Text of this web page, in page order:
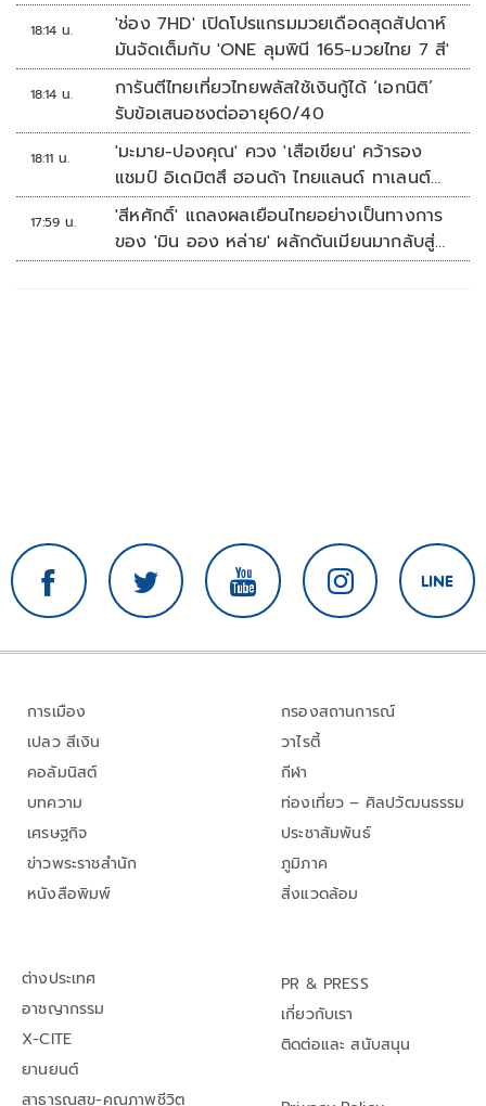
18:14 น.
'ช่อง 7HD' เปิดโปรแกรมมวยเดือดสุดสัปดาห์
มันจัดเต็มกับ 'ONE ลุมพินี 165-มวยไทย 7 สี'
18:14 น.
การันตีไทยเที่ยวไทยพลัสใช้เงินกู้ได้ ‘เอกนิติ’
รับข้อเสนอชงต่ออายุ60/40
18:11 น.
'มะมาย-ปองคุณ' ควง 'เสือเขียน' คว้ารอง
แชมป์ อิเดมิตสึ ฮอนด้า ไทยแลนด์ ทาเลนต์
คัพ สนาม 3
17:59 น.
'สีหศักดิ์' แถลงผลเยือนไทยอย่างเป็นทางการ
ของ 'มิน ออง หล่าย' ผลักดันเมียนมากลับสู่
อาเซียน
การเมือง
เปลว สีเงิน
คอลัมนิสต์
บทความ
เศรษฐกิจ
ข่าวพระราชสำนัก
หนังสือพิมพ์
กรองสถานการณ์
วาไรตี้
กีฬา
ท่องเที่ยว – ศิลปวัฒนธรรม
ประชาสัมพันธ์
ภูมิภาค
สิ่งแวดล้อม
ต่างประเทศ
อาชญากรรม
X-CITE
ยานยนต์
สาธารณสุข-คุณภาพชีวิต
PR & PRESS
เกี่ยวกับเรา
ติดต่อและ สนับสนุน